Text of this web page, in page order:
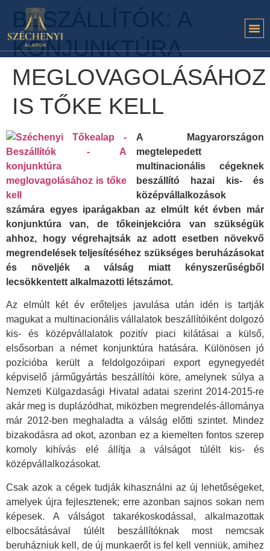
BESZÁLLÍTÓK: A
KONJUNKTÚRA
MEGLOVAGOLÁSÁHOZ
IS TŐKE KELL
A Magyarországon
megtelepedett
multinacionális cégeknek
beszállító hazai kis- és
középvállalkozások
számára egyes iparágakban az elmúlt két évben már
konjunktúra van, de tőkeinjekcióra van szükségük
ahhoz, hogy végrehajtsák az adott esetben növekvő
megrendelések teljesítéséhez szükséges beruházásokat
és növeljék a válság miatt kényszerűségből
lecsökkentett alkalmazotti létszámot.
Az elmúlt két év erőteljes javulása után idén is tartják
magukat a multinacionális vállalatok beszállítóiként dolgozó
kis- és középvállalatok pozitív piaci kilátásai a külső,
elsősorban a német konjunktúra hatására. Különösen jó
pozícióba került a feldolgozóipari export egynegyedét
képviselő járműgyártás beszállítói köre, amelynek súlya a
Nemzeti Külgazdasági Hivatal adatai szerint 2014-2015-re
akár meg is duplázódhat, miközben megrendelés-állománya
már 2012-ben meghaladta a válság előtti szintet. Mindez
bizakodásra ad okot, azonban ez a kiemelten fontos szerep
komoly kihívás elé állítja a válságot túlélt kis- és
középvállalkozásokat.
Csak azok a cégek tudják kihasználni az új lehetőségeket,
amelyek újra fejlesztenek; erre azonban sajnos sokan nem
képesek. A válságot takarékoskodással, alkalmazottak
elbocsátásával túlélt beszállítóknak most nemcsak
beruházniuk kell, de új munkaerőt is fel kell venniük, amihez